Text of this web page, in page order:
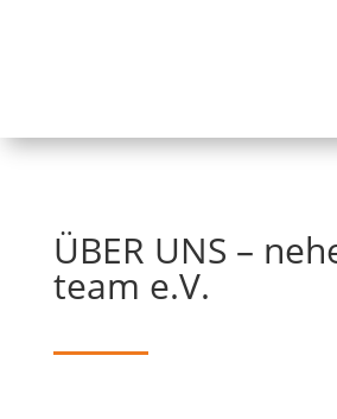
ÜBER UNS –
team e.V.